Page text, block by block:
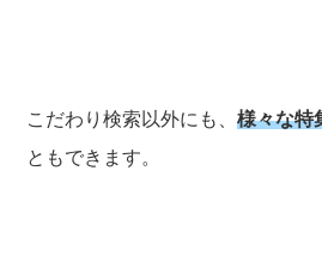
こだわり検索以外にも、様々な特
ともできます。